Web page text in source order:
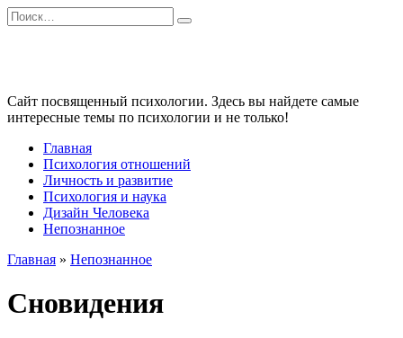
Перейти
к
Search
for:
Сайт посвященный психологии. Здесь вы найдете самые
интересные темы по психологии и не только!
Главная
Психология отношений
Личность и развитие
Психология и наука
Дизайн Человека
Непознанное
Главная » Непознанное
Сновидения